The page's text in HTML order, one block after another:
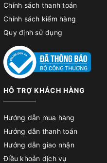
Chính sách thanh toán
Chính sách kiểm hàng
Quy định sử dụng
HỖ TRỢ KHÁCH HÀNG
Hướng dẫn mua hàng
Hướng dẫn thanh toán
Hướng dẫn giao nhận
Điều khoản dịch vụ